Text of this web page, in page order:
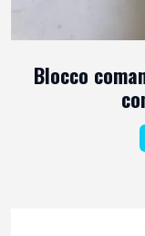
Blocco